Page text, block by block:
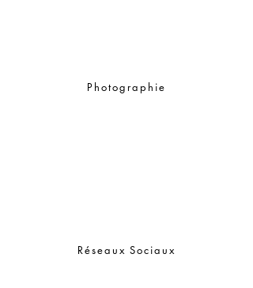
Photographie
Réseaux Sociaux